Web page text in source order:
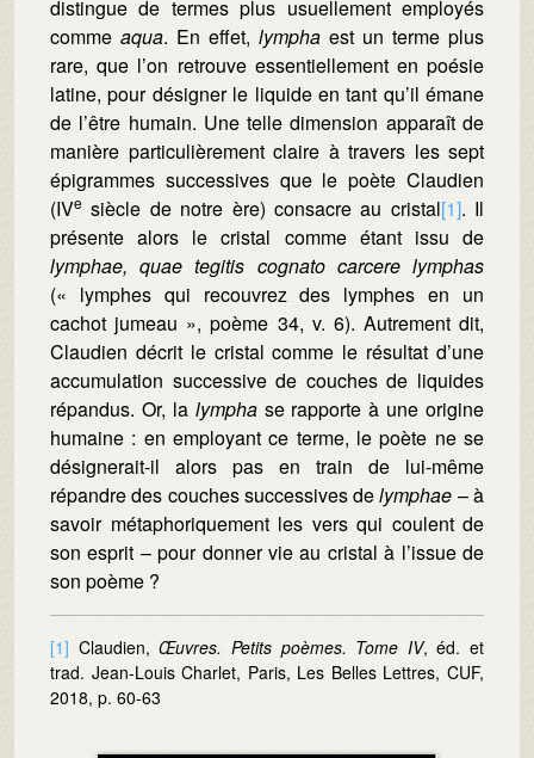
distingue de termes plus usuellement employés
comme aqua. En effet, lympha est un terme plus
rare, que l’on retrouve essentiellement en poésie
latine, pour désigner le liquide en tant qu’il émane
de l’être humain. Une telle dimension apparaît de
manière particulièrement claire à travers les sept
épigrammes successives que le poète Claudien
(IVe siècle de notre ère) consacre au cristal[1]. Il
présente alors le cristal comme étant issu de
lymphae, quae tegitis cognato carcere lymphas
(« lymphes qui recouvrez des lymphes en un
cachot jumeau », poème 34, v. 6). Autrement dit,
Claudien décrit le cristal comme le résultat d’une
accumulation successive de couches de liquides
répandus. Or, la lymphase rapporte à une origine
humaine : en employant ce terme, le poète ne se
désignerait-il alors pas en train de lui-même
répandre des couches successives delymphae – à
savoir métaphoriquement les vers qui coulent de
son esprit – pour donner vie au cristal à l’issue de
son poème ?
[1] Claudien,Œuvres. Petits poèmes. Tome IV, éd. et
trad. Jean-Louis Charlet, Paris, Les Belles Lettres, CUF,
2018, p. 60-63